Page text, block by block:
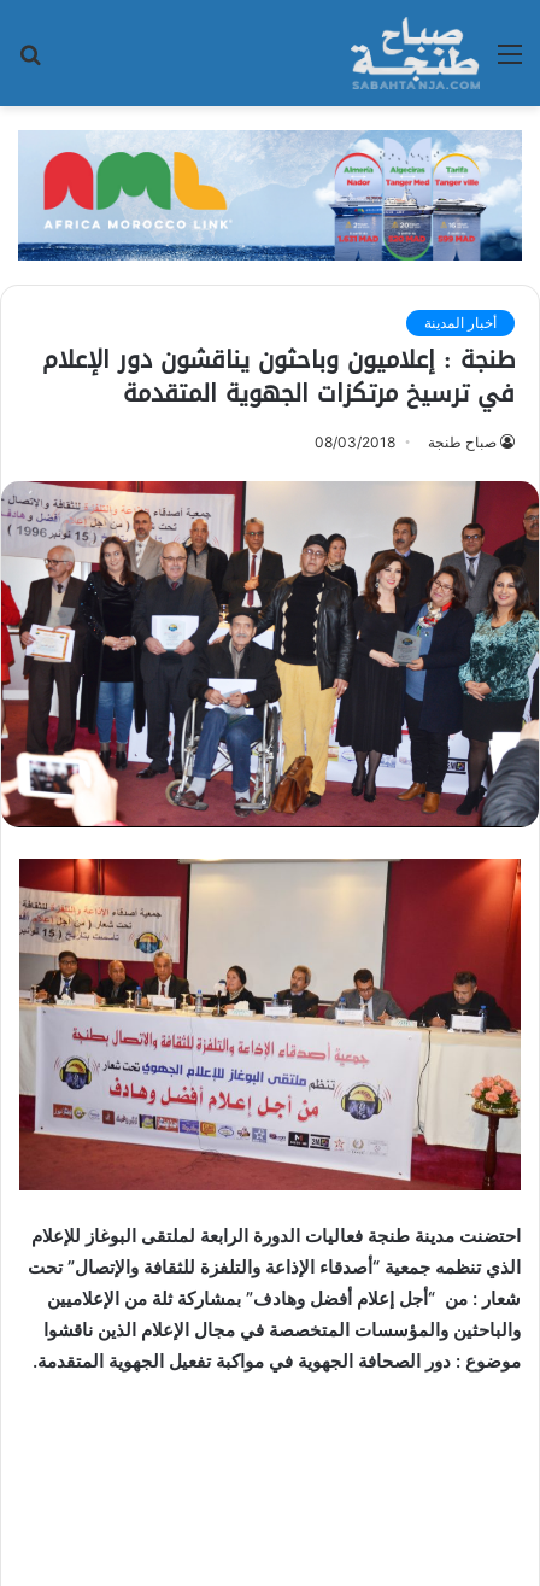
القائمة
أخبار المدينة
طنجة : إعلاميون وباحثون يناقشون دور الإعلام
في ترسيخ مرتكزات الجهوية المتقدمة
صباح طنجة 08/03/2018
احتضنت مدينة طنجة فعاليات الدورة الرابعة لملتقى البوغاز للإعلام
الذي تنظمه جمعية “أصدقاء الإذاعة والتلفزة للثقافة والإتصال” تحت
شعار : من “أجل إعلام أفضل وهادف” بمشاركة ثلة من الإعلاميين
والباحثين والمؤسسات المتخصصة في مجال الإعلام الذين ناقشوا
موضوع : دور الصحافة الجهوية في مواكبة تفعيل الجهوية المتقدمة.